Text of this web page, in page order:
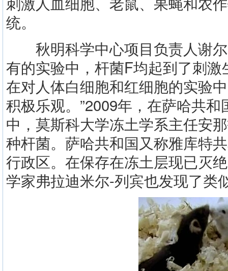
统。
秋明科学中心项目负责人谢尔
有的实验中，杆菌F均起到了刺
在对人体白细胞和红细胞的实验
积极乐观。”2009年，在萨哈共
中，莫斯科大学冻土学系主任安
种杆菌。萨哈共和国又称雅库特
行政区。在保存在冻土层现已灭
学家弗拉迪米尔-列宾也发现了类